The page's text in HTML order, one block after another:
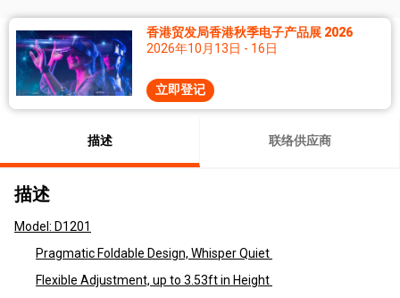
香港贸发局香港秋季电子产品展 2026
2026年10月13日 - 16日
立即登记
描述 联络供应商
描述
Model: D1201
Pragmatic Foldable Design, Whisper Quiet
Flexible Adjustment, up to 3.53ft in Height